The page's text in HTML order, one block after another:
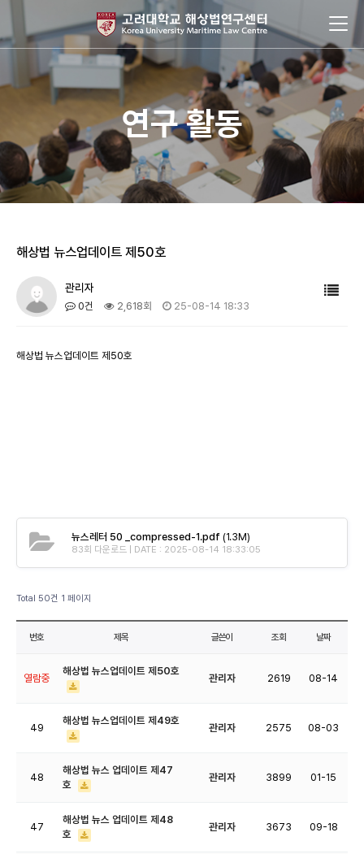
연구 활동
해상법 뉴스업데이트 제50호
관리자
0건 2,618회 25-08-14 18:33
해상법 뉴스업데이트 제50호
뉴스레터 50 _compressed-1.pdf (1.3M)
83회 다운로드 | DATE : 2025-08-14 18:33:05
Total 50건 1 페이지
번호 제목 글쓴이 조회 날짜
열람중
해상법 뉴스업데이트 제50호
관리자 2619 08-14
49
해상법 뉴스업데이트 제49호
관리자 2575 08-03
48
해상법 뉴스 업데이트 제47
호
관리자 3899 01-15
47
해상법 뉴스 업데이트 제48
호
관리자 3673 09-18